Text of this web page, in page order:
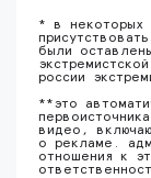
* в некоторых
были
россии
**это
видео,
о рекламе.
отношения к